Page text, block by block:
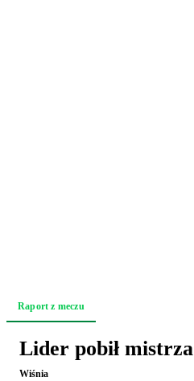
Raport z meczu
Lider pobił mistrza
Wiśnia